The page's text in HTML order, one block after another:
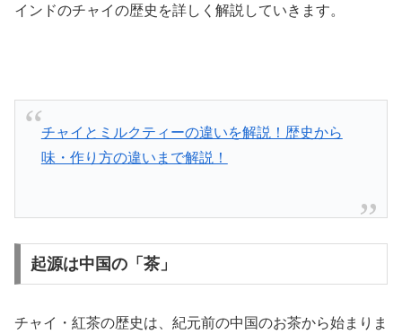
インドのチャイの歴史を詳しく解説していきます。
チャイとミルクティーの違いを解説！歴史から
味・作り方の違いまで解説！
起源は中国の「茶」
チャイ・紅茶の歴史は、紀元前の中国のお茶から始まりま